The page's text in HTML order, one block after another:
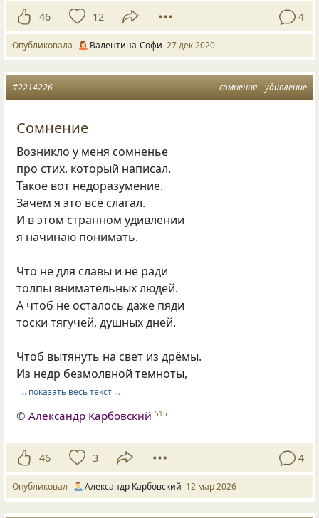
46 12 4
Опубликовала Валентина-Софи 27 дек 2020
сомнения удивление
#2214226
Сомнение
Возникло у меня сомненье
про стих, который написал.
Такое вот недоразумение.
Зачем я это всё слагал.
И в этом странном удивлении
я начинаю понимать.
Что не для славы и не ради
толпы внимательных людей.
А чтоб не осталось даже пяди
тоски тягучей, душных дней.
Чтоб вытянуть на свет из дрёмы.
Из недр безмолвной темноты,
… показать весь текст …
©Александр Карбовский 515
46 3 4
Опубликовал Александр Карбовский 12 мар 2026